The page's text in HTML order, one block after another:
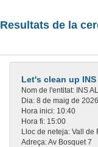
Resultats de la
Let's clean up
Nom de l'entitat: INS
Dia: 8 de maig de 2026
Hora inici: 10:40
Hora fi: 15:00
Lloc de neteja: Vall de
Adreça:Av Bosquet 7